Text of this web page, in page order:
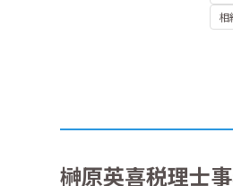
相
榊原英喜税理士